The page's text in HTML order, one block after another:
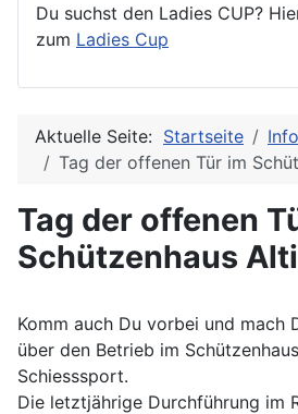
Du suchst den Ladies CUP?
zum Ladies Cup
Aktuelle Seite: Startseite
Tag der offenen Tür im
Tag der offenen
Schützenhaus
Komm auch Du vorbei und mach
über den Betrieb im
Schiesssport.
Die letztjährige Durchführung im